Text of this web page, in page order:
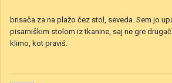
brisača za na plažo čez stol, seveda. Sem jo
pisarniškim stolom iz tkanine, saj ne gre
klimo, kot praviš.